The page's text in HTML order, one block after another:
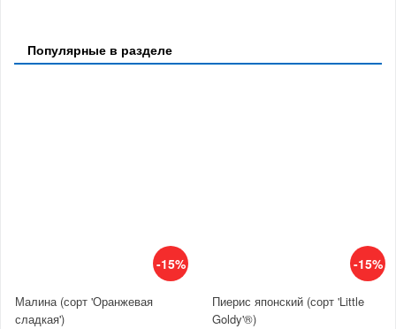
Популярные в разделе
-15%
Малина (сорт 'Оранжевая
сладкая')
-15%
Пиерис японский (сорт 'Little
Goldy'®)